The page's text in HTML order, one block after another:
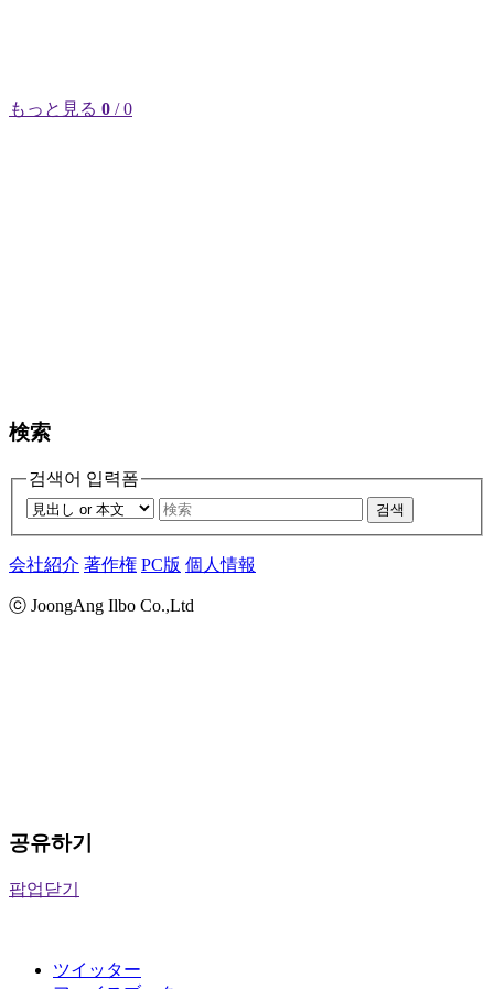
もっと見る 0 / 0
検索
검색어 입력폼
검색
会社紹介 著作権 PC版 個人情報
ⓒ JoongAng Ilbo Co.,Ltd
공유하기
팝업닫기
ツイッター